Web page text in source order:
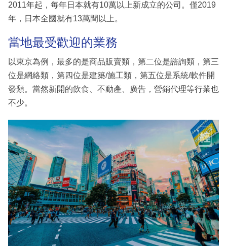
2011年起，每年日本就有10萬以上新成立的公司。僅2019
年，日本全國就有13萬間以上。
當地最受歡迎的業務
以東京為例，最多的是商品販賣類，第二位是諮詢類，第三
位是網絡類，第四位是建築/施工類，第五位是系統/軟件開
發類。當然新開的飲食、不動產、廣告，營銷代理等行業也
不少。